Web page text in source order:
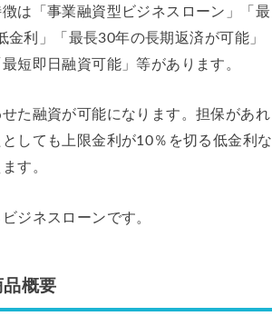
は「事業融資型ビジネスローン」「最
利」「最長30年の長期返済が可能」
短即日融資可能」等があります。
た融資が可能になります。担保があれ
しても上限金利が10％を切る低金利な
す。
ジネスローンです。
品概要